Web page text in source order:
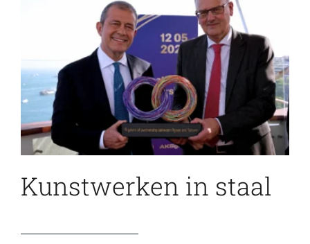
Kunstwerken in staal